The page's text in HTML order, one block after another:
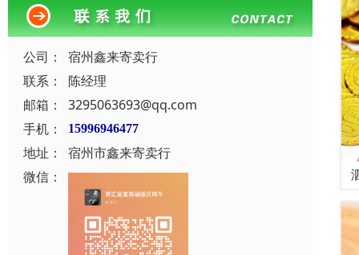
公司：
宿州鑫来寄卖行
联系：
陈经理
邮箱：
3295063693@qq.com
手机：
15996946477
地址：
宿州市鑫来寄卖行
微信：